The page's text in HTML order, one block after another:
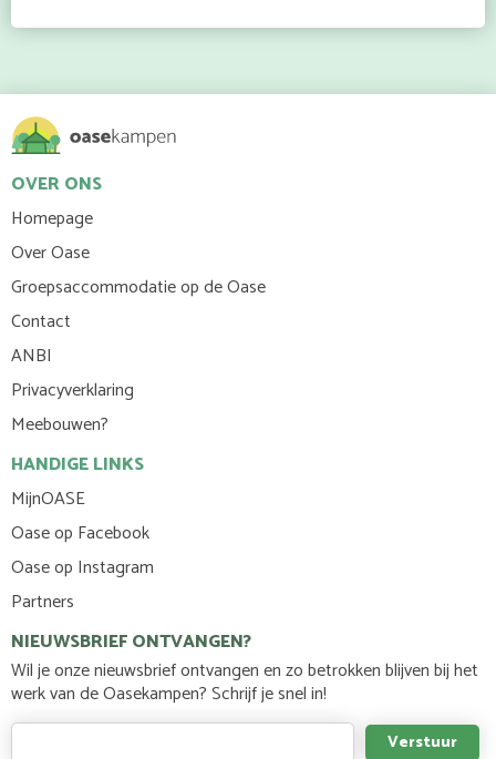
OVER ONS
Homepage
Over Oase
Groepsaccommodatie op de Oase
Contact
ANBI
Privacyverklaring
Meebouwen?
HANDIGE LINKS
MijnOASE
Oase op Facebook
Oase op Instagram
Partners
NIEUWSBRIEF ONTVANGEN?
Wil je onze nieuwsbrief ontvangen en zo betrokken blijven bij het
werk van de Oasekampen? Schrijf je snel in!